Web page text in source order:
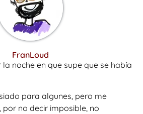
FranLoud
la noche en que supe que se había
para algunes, pero me
no decir imposible, no